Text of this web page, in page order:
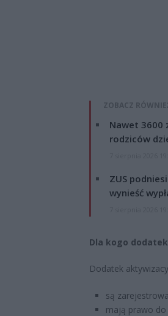
ZOBACZ
Nawet 3600
rodziców
ZUS
wynieść
Dla kogo
Dodatek
są
mają prawo do